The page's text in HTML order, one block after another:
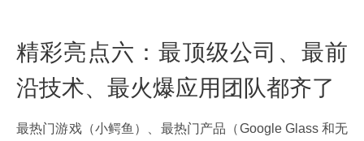
精彩亮点六：最顶级公司、最前
沿技术、最火爆应用团队都齐了
最热门游戏（小鳄鱼）、最热门产品（Google Glass 和无